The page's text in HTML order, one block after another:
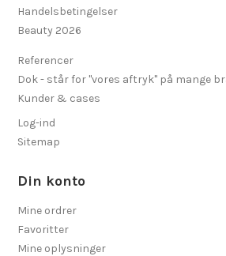
Handelsbetingelser
Beauty 2026
Referencer
Dok - står for "vores aftryk" på mange
Kunder & cases
Log-ind
Sitemap
Din konto
Mine ordrer
Favoritter
Mine oplysninger